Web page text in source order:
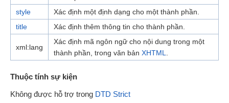
style
Xác định một định dạng cho một thành phần.
title
Xác định thêm thông tin cho thành phần.
xml:lang
Xác định mã ngôn ngữ cho nội dung trong một
thành phần, trong văn bản XHTML
Thuộc tính sự kiện
Không được hỗ trợ trong DTD Strict